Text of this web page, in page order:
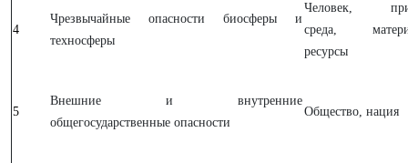
4
Чрезвычайные опасности биосферы и
техносферы
Человек,
среда,
ресурсы
5
Внешние и внутренние
общегосударственные опасности
Общество, нация